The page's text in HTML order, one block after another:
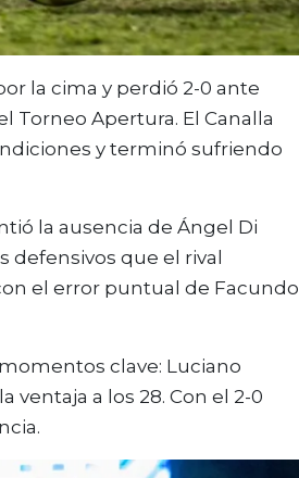
la cima y perdió 2-0 ante
Torneo Apertura. El Canalla
y terminó sufriendo
la ausencia de Ángel Di
defensivos que el rival
el error puntual de Facundo
clave: Luciano
ventaja a los 28. Con el 2-0